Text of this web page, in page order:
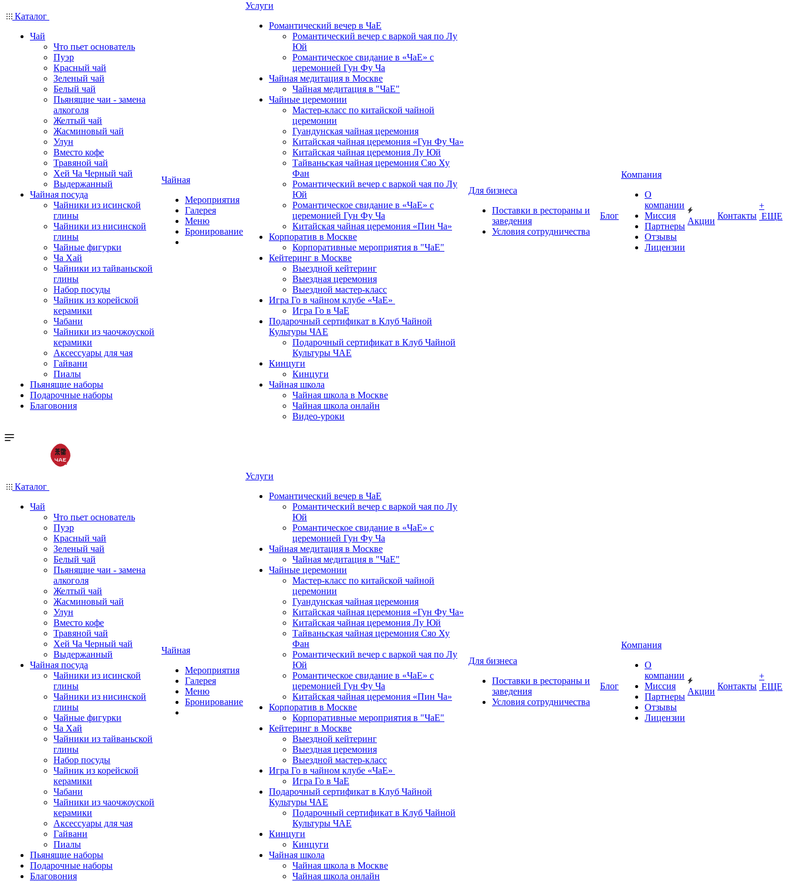
Каталог
Чай
Что пьет основатель
Пуэр
Красный чай
Зеленый чай
Белый чай
Пьянящие чаи - замена
алкоголя
Желтый чай
Жасминовый чай
Улун
Вместо кофе
Травяной чай
Хей Ча Черный чай
Выдержанный
Чайная посуда
Чайники из исинской
глины
Чайники из нисинской
глины
Чайные фигурки
Ча Хай
Чайники из тайваньской
глины
Набор посуды
Чайник из корейской
керамики
Чабани
Чайники из чаочжоуской
керамики
Аксессуары для чая
Гайвани
Пиалы
Пьянящие наборы
Подарочные наборы
Благовония
Чайная
Мероприятия
Галерея
Меню
Бронирование
Услуги
Романтический вечер в ЧаЕ
Романтический вечер с варкой чая по Лу
Юй
Романтическое свидание в «ЧаЕ» с
церемонией Гун Фу Ча
Чайная медитация в Москве
Чайная медитация в "ЧаЕ"
Чайные церемонии
Мастер-класс по китайской чайной
церемонии
Гуандунская чайная церемония
Китайская чайная церемония «Гун Фу Ча»
Китайская чайная церемония Лу Юй
Тайваньская чайная церемония Сяо Ху
Фан
Романтический вечер с варкой чая по Лу
Юй
Романтическое свидание в «ЧаЕ» с
церемонией Гун Фу Ча
Китайская чайная церемония «Пин Ча»
Корпоратив в Москве
Корпоративные мероприятия в "ЧаЕ"
Кейтеринг в Москве
Выездной кейтеринг
Выездная церемония
Выездной мастер-класс
Игра Го в чайном клубе «ЧаЕ»
Игра Го в ЧаЕ
Подарочный сертификат в Клуб Чайной
Культуры ЧАЕ
Подарочный сертификат в Клуб Чайной
Культуры ЧАЕ
Кинцуги
Кинцуги
Чайная школа
Чайная школа в Москве
Чайная школа онлайн
Видео-уроки
Для бизнеса
Поставки в рестораны и
заведения
Условия сотрудничества
Блог
Компания
О
компании
Миссия
Партнеры
Отзывы
Лицензии
Акции
Контакты
+
ЕЩЕ
Каталог
Чай
Что пьет основатель
Пуэр
Красный чай
Зеленый чай
Белый чай
Пьянящие чаи - замена
алкоголя
Желтый чай
Жасминовый чай
Улун
Вместо кофе
Травяной чай
Хей Ча Черный чай
Выдержанный
Чайная посуда
Чайники из исинской
глины
Чайники из нисинской
глины
Чайные фигурки
Ча Хай
Чайники из тайваньской
глины
Набор посуды
Чайник из корейской
керамики
Чабани
Чайники из чаочжоуской
керамики
Аксессуары для чая
Гайвани
Пиалы
Пьянящие наборы
Подарочные наборы
Благовония
Чайная
Мероприятия
Галерея
Меню
Бронирование
Услуги
Романтический вечер в ЧаЕ
Романтический вечер с варкой чая по Лу
Юй
Романтическое свидание в «ЧаЕ» с
церемонией Гун Фу Ча
Чайная медитация в Москве
Чайная медитация в "ЧаЕ"
Чайные церемонии
Мастер-класс по китайской чайной
церемонии
Гуандунская чайная церемония
Китайская чайная церемония «Гун Фу Ча»
Китайская чайная церемония Лу Юй
Тайваньская чайная церемония Сяо Ху
Фан
Романтический вечер с варкой чая по Лу
Юй
Романтическое свидание в «ЧаЕ» с
церемонией Гун Фу Ча
Китайская чайная церемония «Пин Ча»
Корпоратив в Москве
Корпоративные мероприятия в "ЧаЕ"
Кейтеринг в Москве
Выездной кейтеринг
Выездная церемония
Выездной мастер-класс
Игра Го в чайном клубе «ЧаЕ»
Игра Го в ЧаЕ
Подарочный сертификат в Клуб Чайной
Культуры ЧАЕ
Подарочный сертификат в Клуб Чайной
Культуры ЧАЕ
Кинцуги
Кинцуги
Чайная школа
Чайная школа в Москве
Чайная школа онлайн
Для бизнеса
Поставки в рестораны и
заведения
Условия сотрудничества
Блог
Компания
О
компании
Миссия
Партнеры
Отзывы
Лицензии
Акции
Контакты
+
ЕЩЕ